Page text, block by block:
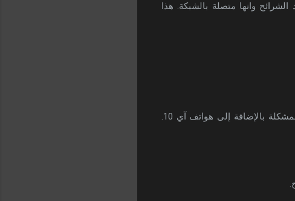
وانها متصلة بالشبكة. هذا
في فئة A يعانون من نفس المشكلة بالإضافة إلى هواتف آي 10.